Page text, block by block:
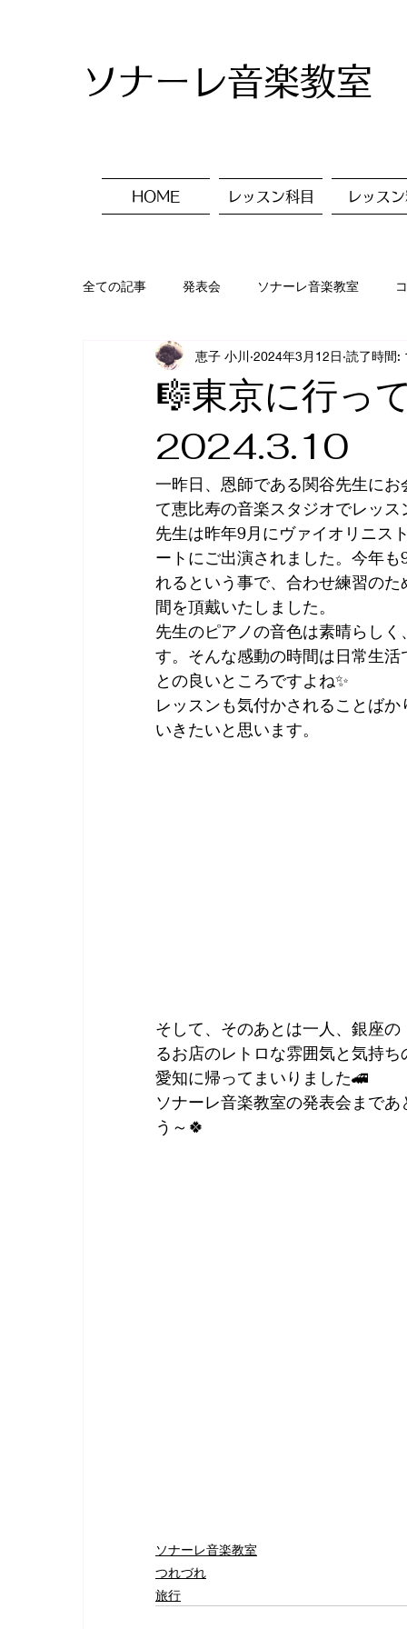
ソナーレ音楽教室
HOME レッスン科目 レッス
全ての記事 発表会 ソナーレ音楽教室
入会ご案内 レッスン風景 美術✨
2020年納涼コンサート👘 ソナーレムジカ
リトミック🎶 バレエ 花 フラメ
🎼東京に行っ
2024.3.10
恵子 小川 2024年3月12日 読了時間:
一昨日、恩師である関谷先生に
て恵比寿の音楽スタジオでレッ
先生は昨年9月にヴァイオリニス
ートにご出演されました。今年
れるという事で、合わせ練習の
間を頂戴いたしました。
先生のピアノの音色は素晴らし
す。そんな感動の時間は日常生
との良いところですよね✨
レッスンも気付かされることば
いきたいと思います。
そして、そのあとは一人、銀座
るお店のレトロな雰囲気と気持
愛知に帰ってまいりました🚄
ソナーレ音楽教室の発表会まで
う～🍀
ソナーレ音楽教室
つれづれ
旅行